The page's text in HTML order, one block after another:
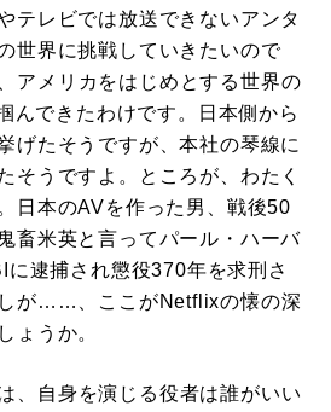
テレビでは放送できないアンタ
世界に挑戦していきたいので
アメリカをはじめとする世界の
んできたわけです。日本側から
げたそうですが、本社の琴線に
そうですよ。ところが、わたく
日本のAVを作った男、戦後50
畜米英と言ってパール・ハーバ
に逮捕され懲役370年を求刑さ
が……、ここがNetflixの懐の深
ょうか。
自身を演じる役者は誰がいい